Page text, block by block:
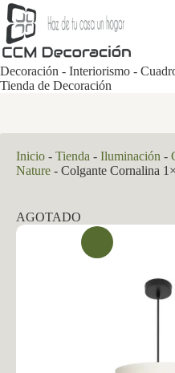
Saltar
al
contenido
Decoración - Interiorismo -
Tienda de Decoración
Inicio - Tienda - Iluminación -
Nature - Colgante Cornalina
AGOTADO